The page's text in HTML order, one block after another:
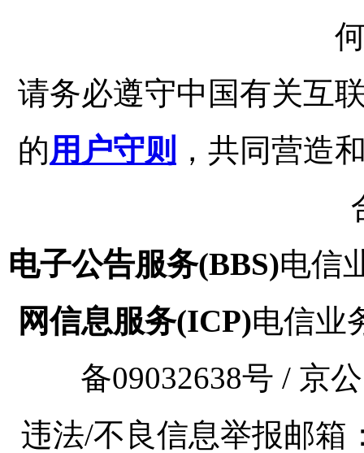
请务必遵守中国有关互
的用户守则 ，共同营造
电子公告服务(BBS)电信
网信息服务(ICP)电信业
备09032638号 / 京
违法/不良信息举报邮箱